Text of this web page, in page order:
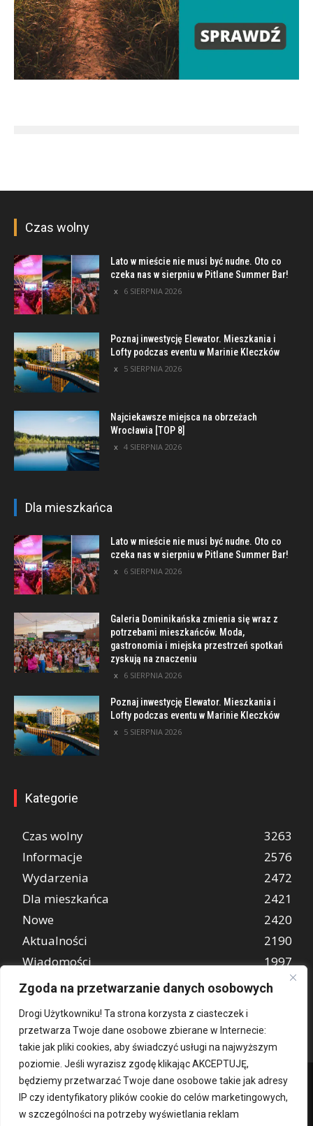
Zgoda na przetwarzanie danych osobowych
Drogi Użytkowniku! Ta strona korzysta z ciasteczek i
przetwarza Twoje dane osobowe zbierane w Internecie:
takie jak pliki cookies, aby świadczyć usługi na najwyższym
poziomie. Jeśli wyrazisz zgodę klikając AKCEPTUJĘ,
będziemy przetwarzać Twoje dane osobowe takie jak adresy
IP czy identyfikatory plików cookie do celów marketingowych,
w szczególności na potrzeby wyświetlania reklam
Czas wolny
Lato w mieście nie musi być nudne. Oto co
czeka nas w sierpniu w Pitlane Summer Bar!
6 SIERPNIA 2026
Poznaj inwestycję Elewator. Mieszkania i
Lofty podczas eventu w Marinie Kleczków
5 SIERPNIA 2026
Najciekawsze miejsca na obrzeżach
Wrocławia [TOP 8]
4 SIERPNIA 2026
Dla mieszkańca
Lato w mieście nie musi być nudne. Oto co
czeka nas w sierpniu w Pitlane Summer Bar!
6 SIERPNIA 2026
Galeria Dominikańska zmienia się wraz z
potrzebami mieszkańców. Moda,
gastronomia i miejska przestrzeń spotkań
zyskują na znaczeniu
6 SIERPNIA 2026
Poznaj inwestycję Elewator. Mieszkania i
Lofty podczas eventu w Marinie Kleczków
5 SIERPNIA 2026
Kategorie
Czas wolny
3263
Informacje
2576
Wydarzenia
2472
Dla mieszkańca
2421
Nowe
2420
Aktualności
2190
Wiadomości
1997
REKLAMA
849